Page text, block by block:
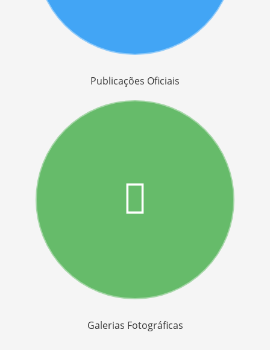
Publicações Oficiais
Galerias Fotográficas